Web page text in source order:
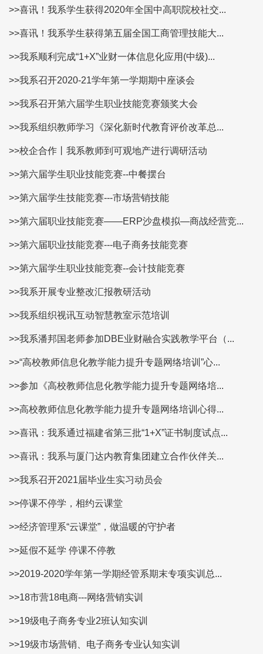
>>喜讯！我系学生获得2020年全国中高职院校社交...
>>喜讯！我系学生获得第五届全国工商管理技能大...
>>我系顺利完成“1+X”业财一体信息化应用(中级)...
>>我系召开2020-21学年第一学期期中座谈会
>>我系召开第六届学生职业技能竞赛颁奖大会
>>我系组织教师学习《深化新时代教育评价改革总...
>>校企合作丨我系教师到可观地产进行调研活动
>>第六届学生职业技能竞赛--中餐摆台
>>第六届学生技能竞赛---市场营销技能
>>第六届职业技能竞赛——ERP沙盘模拟—商战经营竞...
>>第六届职业技能竞赛---电子商务技能竞赛
>>第六届学生职业技能竞赛--会计技能竞赛
>>我系开展专业整改汇报教研活动
>>我系组织视讯互动智慧教室示范培训
>>我系潘邦国老师参加DBE业财融合实践教学平台（...
>>“高校教师信息化教学能力提升专题网络培训”心...
>>参加《高校教师信息化教学能力提升专题网络培...
>>高校教师信息化教学能力提升专题网络培训心得...
>>喜讯：我系通过福建省第三批“1+X”证书制度试点...
>>喜讯：我系与厦门达内教育集团建立合作伙伴关...
>>我系召开2021届毕业生实习动员会
>>停课不停学，相约云课堂
>>经济管理系“云课堂”，做温暖的守护者
>>延假不延学 停课不停教
>>2019-2020学年第一学期经管系期末专项实训总...
>>18市营18电商---网络营销实训
>>19级电子商务专业2班认知实训
>>19级市场营销、电子商务专业认知实训